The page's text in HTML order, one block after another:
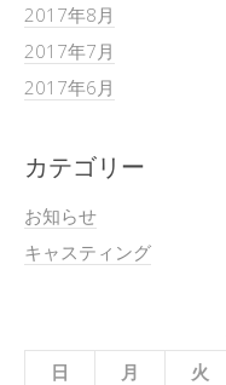
2017年8月
2017年7月
2017年6月
カテゴリー
お知らせ
キャスティング
日
月 火